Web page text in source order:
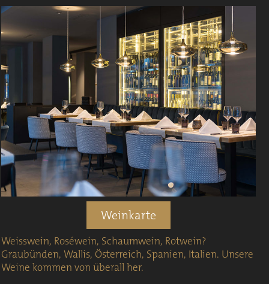
Weinkarte
Weisswein, Roséwein, Schaumwein, Rotwein?
Graubünden, Wallis, Österreich, Spanien, Italien. Unsere
Weine kommen von überall her.